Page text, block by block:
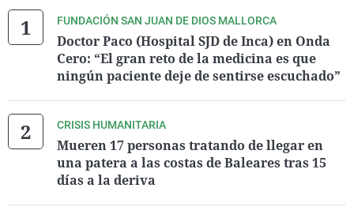
FUNDACIÓN SAN JUAN DE DIOS MALLORCA
Doctor Paco (Hospital SJD de Inca) en Onda
Cero: “El gran reto de la medicina es que
ningún paciente deje de sentirse escuchado”
CRISIS HUMANITARIA
Mueren 17 personas tratando de llegar en
una patera a las costas de Baleares tras 15
días a la deriva